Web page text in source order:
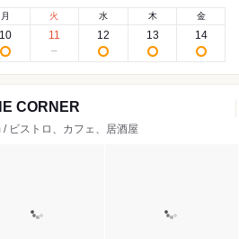
月
10
火
11
水
12
木
13
金
14
CORNER
ビストロ、カフェ、居酒屋